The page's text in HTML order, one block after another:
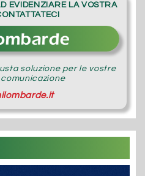
EVIDENZIARE LA VOSTRA
soluzione per le vostre